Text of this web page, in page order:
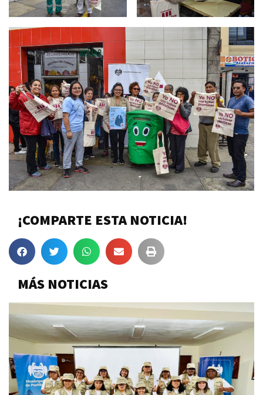
¡COMPARTE ESTA NOTICIA!
MÁS NOTICIAS